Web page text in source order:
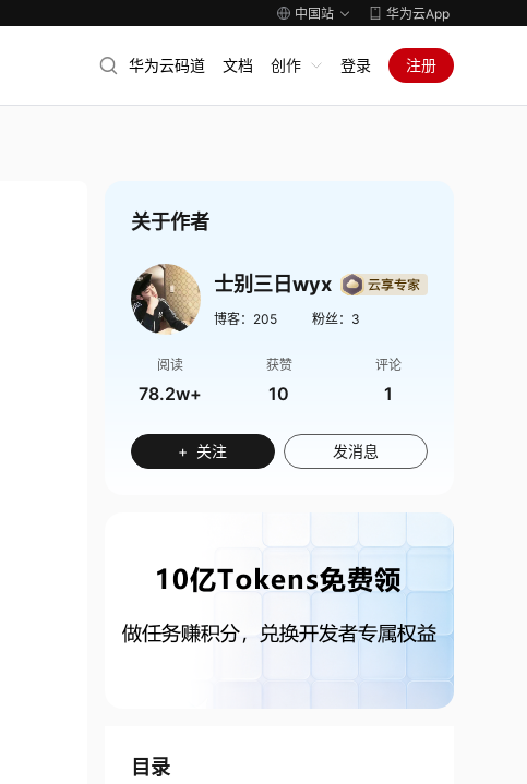
中国站 华为云App
华为云码道 文档 创作 登录 注册
关于作者
士别三日wyx
博客： 205 粉丝： 3
阅读
78.2w+
获赞
10
评论
1
+ 关注 发消息
目录